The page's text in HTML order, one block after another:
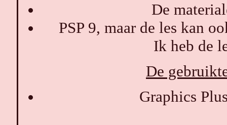
De
PSP 9, maar de les kan
Ik heb de
De
Graphics